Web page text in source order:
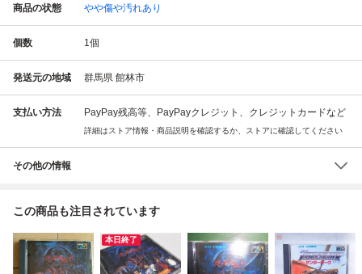
商品の状態 やや傷や汚れあり
個数 1個
発送元の地域 群馬県 館林市
支払い方法 PayPay残高等、PayPayクレジット、クレジットカードなど
詳細はストア情報・商品説明を確認するか、ストアに確認してください
その他の情報
この商品も注目されています
本日終了